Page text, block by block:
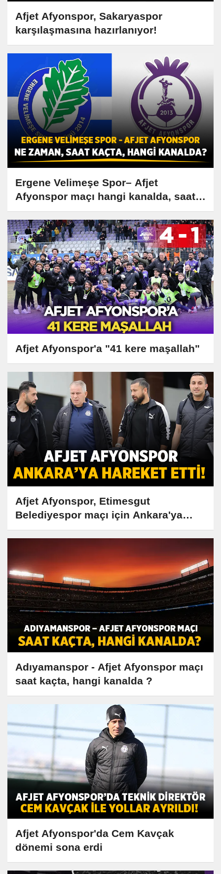
Afjet Afyonspor, Sakaryaspor
karşılaşmasına hazırlanıyor!
Ergene Velimeşe Spor– Afjet
Afyonspor maçı hangi kanalda, saat
kaçta?
Afjet Afyonspor'a "41 kere maşallah"
Afjet Afyonspor, Etimesgut
Belediyespor maçı için Ankara'ya
gitti!
Adıyamanspor - Afjet Afyonspor maçı
saat kaçta, hangi kanalda ?
Afjet Afyonspor'da Cem Kavçak
dönemi sona erdi